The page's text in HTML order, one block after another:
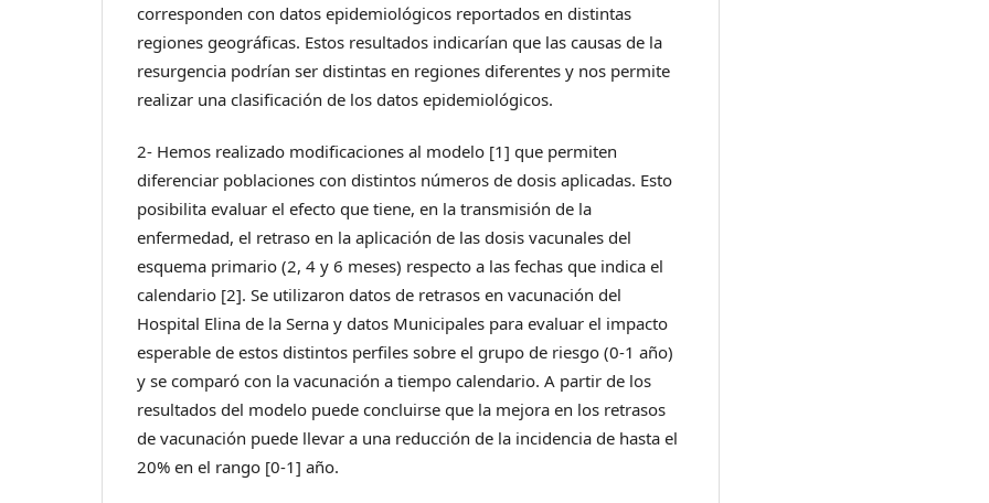
corresponden con datos epidemiológicos reportados en distintas
regiones geográficas. Estos resultados indicarían que las causas de la
resurgencia podrían ser distintas en regiones diferentes y nos permite
realizar una clasificación de los datos epidemiológicos.
2- Hemos realizado modificaciones al modelo [1] que permiten
diferenciar poblaciones con distintos números de dosis aplicadas. Esto
posibilita evaluar el efecto que tiene, en la transmisión de la
enfermedad, el retraso en la aplicación de las dosis vacunales del
esquema primario (2, 4 y 6 meses) respecto a las fechas que indica el
calendario [2]. Se utilizaron datos de retrasos en vacunación del
Hospital Elina de la Serna y datos Municipales para evaluar el impacto
esperable de estos distintos perfiles sobre el grupo de riesgo (0-1 año)
y se comparó con la vacunación a tiempo calendario. A partir de los
resultados del modelo puede concluirse que la mejora en los retrasos
de vacunación puede llevar a una reducción de la incidencia de hasta el
20% en el rango [0-1] año.